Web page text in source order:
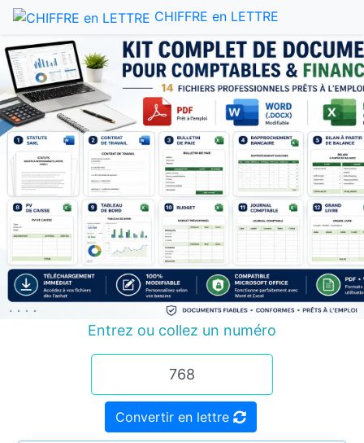
CHIFFRE en LETTRE
Entrez ou collez un numéro
Convertir en lettre